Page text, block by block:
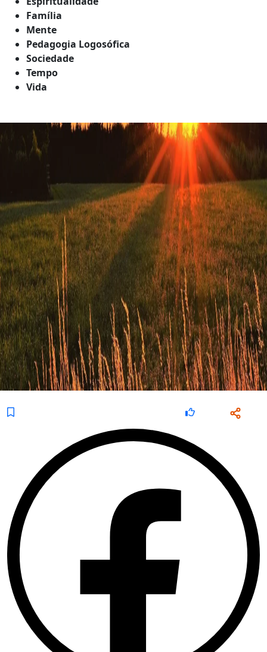
Família
Mente
Pedagogia Logosófica
Sociedade
Tempo
Vida